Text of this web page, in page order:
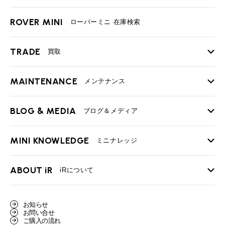
ROVER MINI ローバーミニ 在庫検索
TRADE 買取
TOP
必要書類
BMWミニ買取査定依頼
ローバーミニ買取査定依頼
MAINTENANCE メンテナンス
TOP
最近の修理実績
BLOG & MEDIA ブログ＆メディア
TOP
User's Voice 購入者様の声
Part's Report
MINI KNOWLEDGE ミニナレッジ
TOP
ローバーミニナレッジ
ABOUT iR iRについて
スタッフ紹介
お知らせ
お問い合せ
ご購入の流れ